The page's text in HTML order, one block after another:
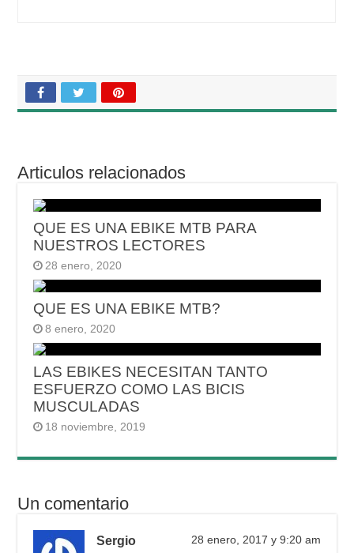
Articulos relacionados
QUE ES UNA EBIKE MTB PARA
NUESTROS LECTORES
28 enero, 2020
QUE ES UNA EBIKE MTB?
8 enero, 2020
LAS EBIKES NECESITAN TANTO
ESFUERZO COMO LAS BICIS
MUSCULADAS
18 noviembre, 2019
Un comentario
Sergio 28 enero, 2017 y 9:20 am